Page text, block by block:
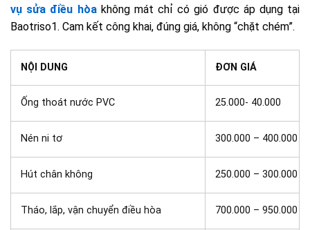
vụ sửa điều hòakhông mát chỉ có gió được áp dụng tại
Baotriso1. Cam kết công khai, đúng giá, không “chặt chém”.
NỘI DUNG ĐƠN GIÁ
Ống thoát nước PVC 25.000- 40.000
Nén ni tơ 300.000 – 400.000
Hút chân không 250.000 – 300.000
Tháo, lắp, vận chuyển điều hòa 700.000 – 950.000